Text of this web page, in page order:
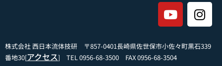
株式会社 西日本流体技研 〒857-0401長崎県佐世保市小佐々町黒石339
番地30[アクセス] TEL 0956-68-3500 FAX 0956-68-3504